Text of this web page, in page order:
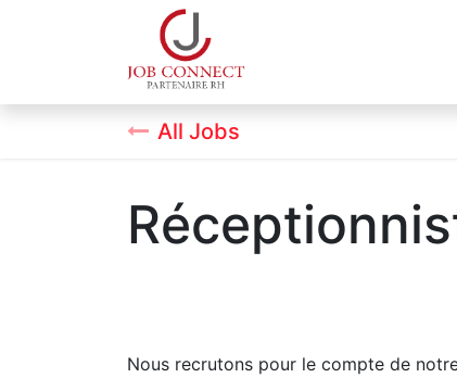
All Jobs
Nous recrutons pour le compte de